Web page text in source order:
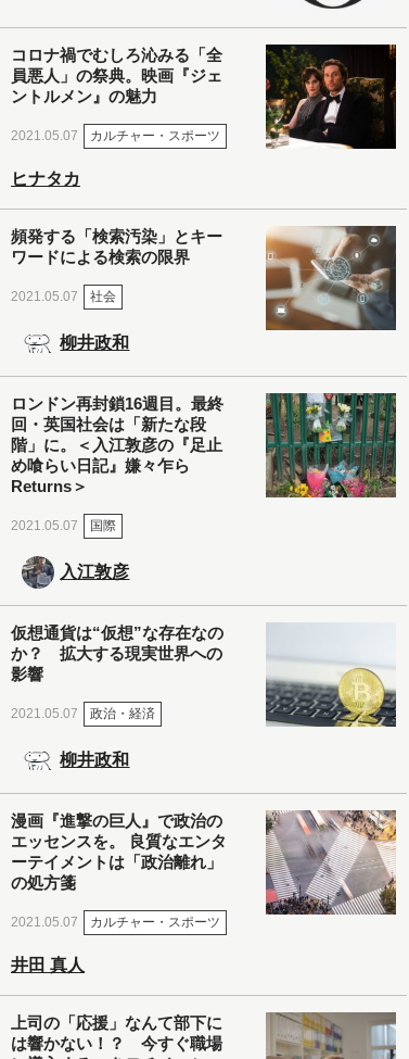
コロナ禍でむしろ沁みる「全
員悪人」の祭典。映画『ジェ
ントルメン』の魅力
2021.05.07 カルチャー・スポーツ
ヒナタカ
頻発する「検索汚染」とキー
ワードによる検索の限界
2021.05.07 社会
柳井政和
ロンドン再封鎖16週目。最終
回・英国社会は「新たな段
階」に。＜入江敦彦の『足止
め喰らい日記』嫌々乍ら
Returns＞
2021.05.07 国際
入江敦彦
仮想通貨は“仮想”な存在なの
か？ 拡大する現実世界への
影響
2021.05.07 政治・経済
柳井政和
漫画『進撃の巨人』で政治の
エッセンスを。 良質なエンタ
ーテイメントは「政治離れ」
の処方箋
2021.05.07 カルチャー・スポーツ
井田 真人
上司の「応援」なんて部下に
は響かない！？ 今すぐ職場